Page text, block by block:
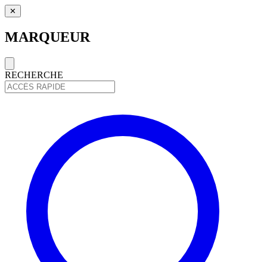
✕
MARQUEUR
RECHERCHE